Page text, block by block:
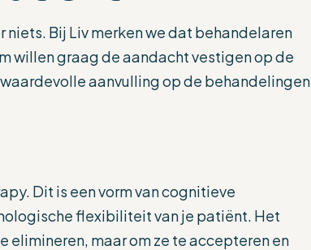
Bij Liv merken we dat behandelaren
willen graag de aandacht vestigen op de
aanvulling op de behandelingen
Dit is een vorm van cognitieve
flexibiliteit van je patiënt. Het
maar om ze te accepteren en